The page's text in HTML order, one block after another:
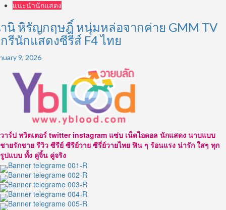
แนะนำนักแสดง
นิ หิรัญกฤษฎิ์ หนุ่มหล่อจากค่าย GMM TV
รีนักแสดงซีรีส์ F4 ไทย
9, 2026
วาร์ป ทวิตเตอร์ twitter instagram แซ่บ เน็ตไอดอล นักแสดง นาบแบบ
ชายรักชาย รีวิว ซีรีย์ ซีรีย์วาย ซีรี่ย์วายไทย ฟิน ๆ ร้อนแรง น่ารัก ใสๆ ทุก
รูปแบบ ทั้ง คู่จิ้น คู่จริง